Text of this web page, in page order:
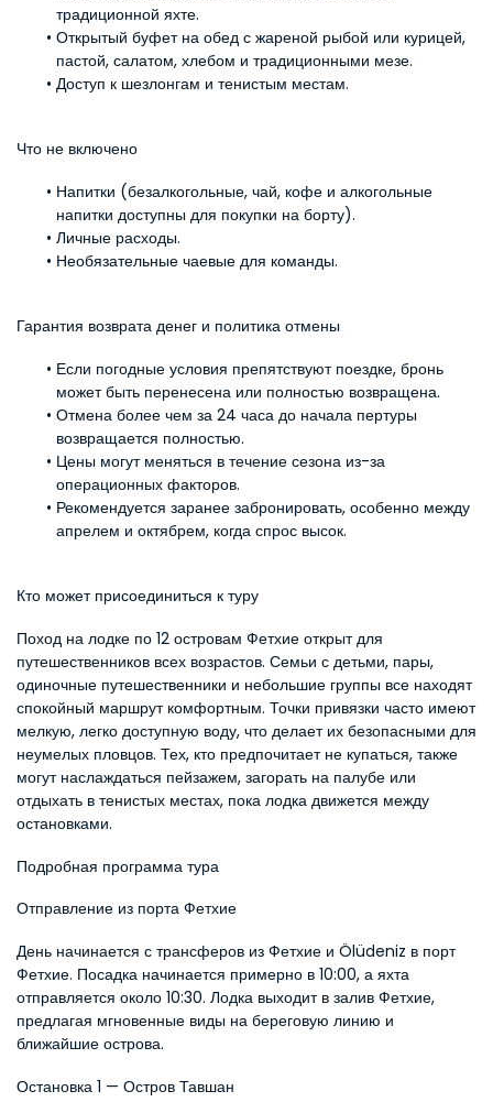
традиционной яхте.
Открытый буфет на обед с жареной рыбой или курицей,
пастой, салатом, хлебом и традиционными мезе.
Доступ к шезлонгам и тенистым местам.
Что не включено
Напитки (безалкогольные, чай, кофе и алкогольные
напитки доступны для покупки на борту).
Личные расходы.
Необязательные чаевые для команды.
Гарантия возврата денег и политика отмены
Если погодные условия препятствуют поездке, бронь
может быть перенесена или полностью возвращена.
Отмена более чем за 24 часа до начала пертуры
возвращается полностью.
Цены могут меняться в течение сезона из-за
операционных факторов.
Рекомендуется заранее забронировать, особенно между
апрелем и октябрем, когда спрос высок.
Кто может присоединиться к туру
Поход на лодке по 12 островам Фетхие открыт для
путешественников всех возрастов. Семьи с детьми, пары,
одиночные путешественники и небольшие группы все находят
спокойный маршрут комфортным. Точки привязки часто имеют
мелкую, легко доступную воду, что делает их безопасными для
неумелых пловцов. Тех, кто предпочитает не купаться, также
могут наслаждаться пейзажем, загорать на палубе или
отдыхать в тенистых местах, пока лодка движется между
остановками.
Подробная программа тура
Отправление из порта Фетхие
День начинается с трансферов из Фетхие и Ölüdeniz в порт
Фетхие. Посадка начинается примерно в 10:00, а яхта
отправляется около 10:30. Лодка выходит в залив Фетхие,
предлагая мгновенные виды на береговую линию и
ближайшие острова.
Остановка 1 — Остров Тавшан